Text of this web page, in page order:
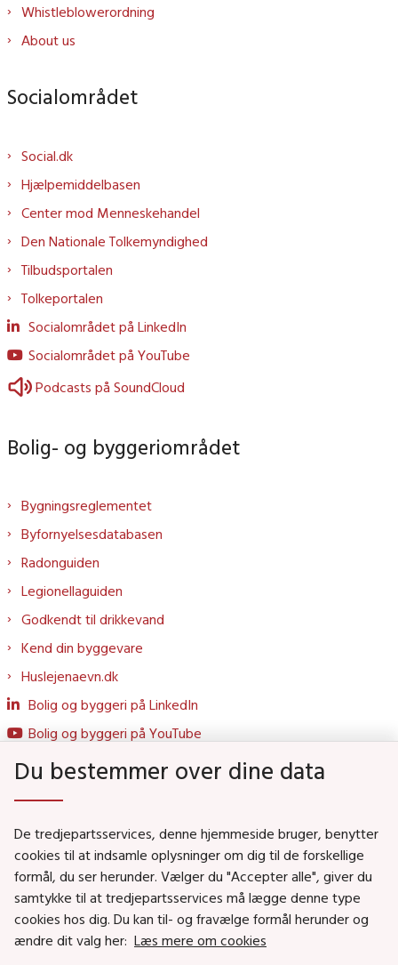
Whistleblowerordning
About us
Socialområdet
Social.dk
Hjælpemiddelbasen
Center mod Menneskehandel
Den Nationale Tolkemyndighed
Tilbudsportalen
Tolkeportalen
Socialområdet på LinkedIn
Socialområdet på YouTube
Podcasts på SoundCloud
Bolig- og byggeriområdet
Bygningsreglementet
Byfornyelsesdatabasen
Radonguiden
Legionellaguiden
Godkendt til drikkevand
Kend din byggevare
Huslejenaevn.dk
Bolig og byggeri på LinkedIn
Bolig og byggeri på YouTube
Social- og Boligministeriet
Job i Social- og Boligstyrelsen
Puljer og tilskud
Nyhedsbreve
Du bestemmer over dine data
De tredjepartsservices, denne hjemmeside bruger, benytter
cookies til at indsamle oplysninger om dig til de forskellige
formål, du ser herunder. Vælger du "Accepter alle", giver du
samtykke til at tredjepartsservices må lægge denne type
cookies hos dig. Du kan til- og fravælge formål herunder og
ændre dit valg her: Læs mere om cookies